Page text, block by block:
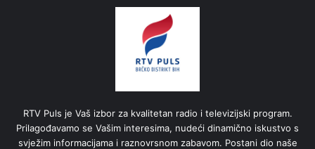
RTV Puls je Vaš izbor za kvalitetan radio i televizijski program.
Prilagođavamo se Vašim interesima, nudeći dinamično iskustvo s
svježim informacijama i raznovrsnom zabavom. Postani dio naše